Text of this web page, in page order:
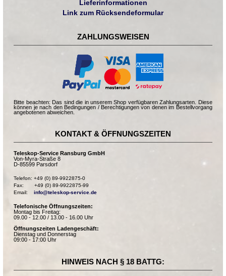
Lieferinformationen
Link zum Rücksendeformular
ZAHLUNGSWEISEN
Bitte beachten: Das sind die in unserem Shop verfügbaren Zahlungsarten. Diese
können je nach den Bedingungen / Berechtigungen von denen im Bestellvorgang
angebotenen abweichen.
KONTAKT & ÖFFNUNGSZEITEN
Teleskop-Service Ransburg GmbH
Von-Myra-Straße 8
D-85599 Parsdorf
Telefon: +49 (0) 89-9922875-0
Fax:       +49 (0) 89-9922875-99
Email: info@teleskop-service.de
Telefonische Öffnungszeiten:
Montag bis Freitag:
09.00 - 12.00 / 13.00 - 16.00 Uhr
Öffnungszeiten Ladengeschäft:
Dienstag und Donnerstag
09:00 - 17:00 Uhr
HINWEIS NACH § 18 BATTG: